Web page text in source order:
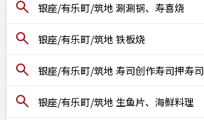
银座/有乐町/筑地 涮涮锅、寿喜烧
银座/有乐町/筑地 铁板烧
银座/有乐町/筑地 寿司创作寿司押寿司
银座/有乐町/筑地 生鱼片、海鲜料理